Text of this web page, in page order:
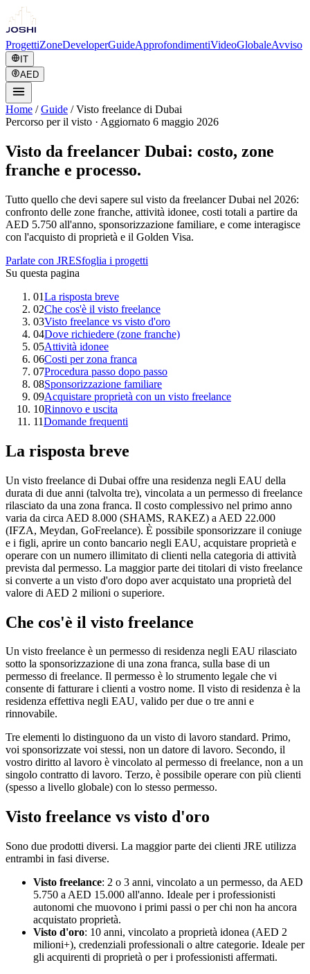
ProgettiZoneDeveloperGuideApprofondimentiVideoGlobaleAvviso
IT
AED
Home / Guide /Visto freelance di Dubai
Percorso per il visto · Aggiornato 6 maggio 2026
Visto da freelancer Dubai: costo, zone
franche e processo.
Tutto quello che devi sapere sul visto da freelancer Dubai nel 2026:
confronto delle zone franche, attività idonee, costi totali a partire da
AED 5.750 all'anno, sponsorizzazione familiare, e come interagisce
con l'acquisto di proprietà e il Golden Visa.
Parlate con JRESfoglia i progetti
Su questa pagina
01La risposta breve
02Che cos'è il visto freelance
03Visto freelance vs visto d'oro
04Dove richiedere (zone franche)
05Attività idonee
06Costi per zona franca
07Procedura passo dopo passo
08Sponsorizzazione familiare
09Acquistare proprietà con un visto freelance
10Rinnovo e uscita
11Domande frequenti
La risposta breve
Un visto freelance di Dubai offre una residenza negli EAU della
durata di due anni (talvolta tre), vincolata a un permesso di freelance
rilasciato da una zona franca. Il costo complessivo nel primo anno
varia da circa AED 8.000 (SHAMS, RAKEZ) a AED 22.000
(IFZA, Meydan, GoFreelance). È possibile sponsorizzare il coniuge
e i figli, aprire un conto bancario negli EAU, acquistare proprietà e
operare con un numero illimitato di clienti nella categoria di attività
prevista dal permesso. La maggior parte dei titolari di visto freelance
si converte a un visto d'oro dopo aver acquistato una proprietà del
valore di AED 2 milioni o superiore.
Che cos'è il visto freelance
Un visto freelance è un permesso di residenza negli EAU rilasciato
sotto la sponsorizzazione di una zona franca, sulla base di un
permesso di freelance. Il permesso è lo strumento legale che vi
consente di fatturare i clienti a vostro nome. Il visto di residenza è la
residenza effettiva negli EAU, valido per due o tre anni e
rinnovabile.
Tre elementi lo distinguono da un visto di lavoro standard. Primo,
voi sponsorizzate voi stessi, non un datore di lavoro. Secondo, il
vostro diritto al lavoro è vincolato al permesso di freelance, non a un
singolo contratto di lavoro. Terzo, è possibile operare con più clienti
(spesso a livello globale) con lo stesso permesso.
Visto freelance vs visto d'oro
Sono due prodotti diversi. La maggior parte dei clienti JRE utilizza
entrambi in fasi diverse.
Visto freelance: 2 o 3 anni, vincolato a un permesso, da AED
5.750 a AED 15.000 all'anno. Ideale per i professionisti
autonomi che muovono i primi passi o per chi non ha ancora
acquistato proprietà.
Visto d'oro: 10 anni, vincolato a proprietà idonea (AED 2
milioni+), credenziali professionali o altre categorie. Ideale per
gli acquirenti di proprietà o per i professionisti affermati.